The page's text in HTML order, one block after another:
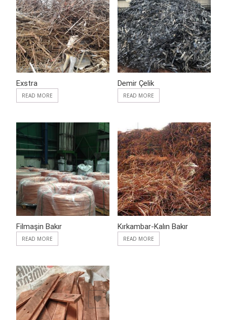
Exstra
READ MORE
ADD TO WISHLIST
Demir Çelik
READ MORE
ADD TO WISHLIST
Filmaşin Bakır
READ MORE
ADD TO WISHLIST
Kırkambar-Kalın Bakır
READ MORE
ADD TO WISHLIST
ADD TO WISHLIST